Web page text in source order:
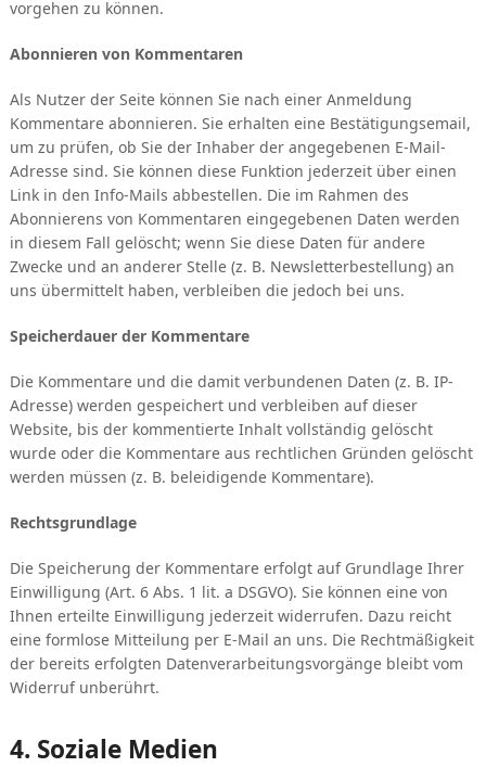
vorgehen zu können.
Abonnieren von Kommentaren
Als Nutzer der Seite können Sie nach einer Anmeldung
Kommentare abonnieren. Sie erhalten eine Bestätigungsemail,
um zu prüfen, ob Sie der Inhaber der angegebenen E-Mail-
Adresse sind. Sie können diese Funktion jederzeit über einen
Link in den Info-Mails abbestellen. Die im Rahmen des
Abonnierens von Kommentaren eingegebenen Daten werden
in diesem Fall gelöscht; wenn Sie diese Daten für andere
Zwecke und an anderer Stelle (z. B. Newsletterbestellung) an
uns übermittelt haben, verbleiben die jedoch bei uns.
Speicherdauer der Kommentare
Die Kommentare und die damit verbundenen Daten (z. B. IP-
Adresse) werden gespeichert und verbleiben auf dieser
Website, bis der kommentierte Inhalt vollständig gelöscht
wurde oder die Kommentare aus rechtlichen Gründen gelöscht
werden müssen (z. B. beleidigende Kommentare).
Rechtsgrundlage
Die Speicherung der Kommentare erfolgt auf Grundlage Ihrer
Einwilligung (Art. 6 Abs. 1 lit. a DSGVO). Sie können eine von
Ihnen erteilte Einwilligung jederzeit widerrufen. Dazu reicht
eine formlose Mitteilung per E-Mail an uns. Die Rechtmäßigkeit
der bereits erfolgten Datenverarbeitungsvorgänge bleibt vom
Widerruf unberührt.
4. Soziale Medien